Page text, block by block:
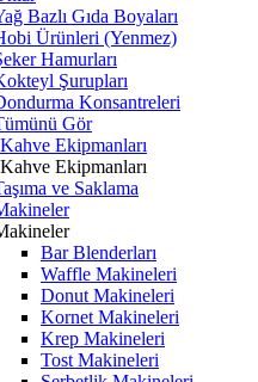
Bazlı Gıda Boyaları
Ürünleri (Yenmez)
Hamurları
Şurupları
Konsantreleri
Gör
Ekipmanları
Ekipmanları
ve Saklama
Bar Blenderları
Waffle Makineleri
Donut Makineleri
Kornet Makineleri
Krep Makineleri
Tost Makineleri